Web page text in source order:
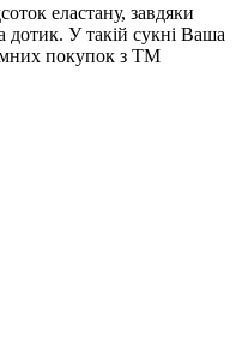
еластану, завдяки
дотик. У такій сукні Ваша
покупок з ТМ